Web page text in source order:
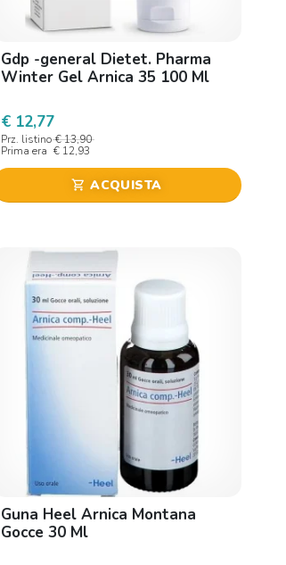
Gdp -general Dietet. Pharma
Winter Gel Arnica 35 100 Ml
€ 12,77
Prz. listino € 13,90
Prima era € 12,93
shopping_cart ACQUISTA
Guna Heel Arnica Montana
Gocce 30 Ml